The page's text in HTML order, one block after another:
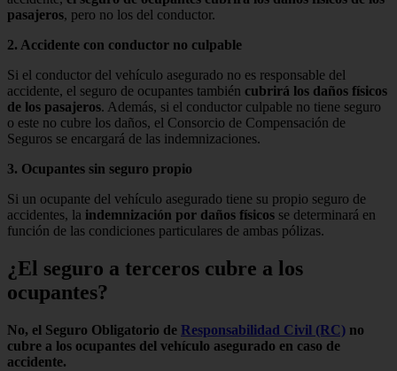
pasajeros, pero no los del conductor.
2. Accidente con conductor no culpable
Si el conductor del vehículo asegurado no es responsable del
accidente, el seguro de ocupantes también cubrirá los daños físicos
de los pasajeros. Además, si el conductor culpable no tiene seguro
o este no cubre los daños, el Consorcio de Compensación de
Seguros se encargará de las indemnizaciones.
3. Ocupantes sin seguro propio
Si un ocupante del vehículo asegurado tiene su propio seguro de
accidentes, la indemnización por daños físicos se determinará en
función de las condiciones particulares de ambas pólizas.
¿El seguro a terceros cubre a los
ocupantes?
No, el Seguro Obligatorio de Responsabilidad Civil (RC) no
cubre a los ocupantes del vehículo asegurado en caso de
accidente.